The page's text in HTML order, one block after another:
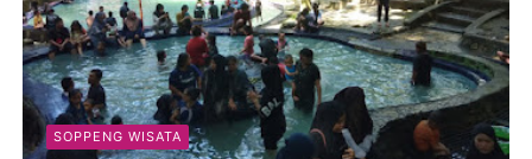
SOPPENG WISATA